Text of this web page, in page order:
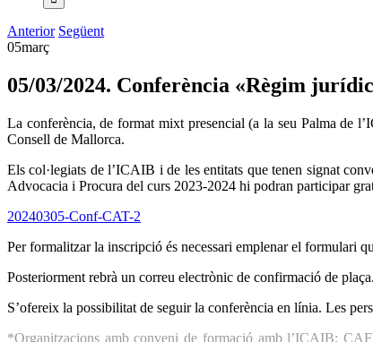
Anterior Següent
05març
05/03/2024. Conferència «Règim
La conferència, de format mixt presencial (a la seu Palma de
Consell de Mallorca.
Els col·legiats de l’ICAIB i de les entitats que tenen signat
Advocacia i Procura del curs 2023-2024 hi podran participar
20240305-Conf-CAT-2
Per formalitzar la inscripció és necessari emplenar el formulari
Posteriorment rebrà un correu electrònic de confirmació de plaça.
S’ofereix la possibilitat de seguir la conferència en línia. Les
*Organitzacions amb conveni de formació amb l’ICAIB: